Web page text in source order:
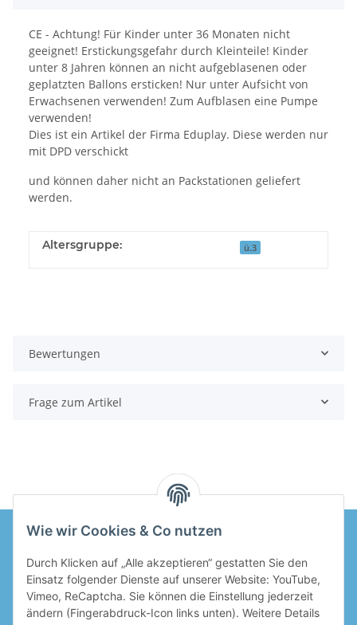
CE - Achtung! Für Kinder unter 36 Monaten nicht
geeignet! Erstickungsgefahr durch Kleinteile! Kinder
unter 8 Jahren können an nicht aufgeblasenen oder
geplatzten Ballons ersticken! Nur unter Aufsicht von
Erwachsenen verwenden! Zum Aufblasen eine Pumpe
verwenden!
Dies ist ein Artikel der Firma Eduplay. Diese werden nur
mit DPD verschickt
und können daher nicht an Packstationen geliefert
werden.
Altersgruppe: ü.3
Bewertungen
Frage zum Artikel
Informationen
Gesetzliche Informationen
Wie wir Cookies & Co nutzen
Durch Klicken auf „Alle akzeptieren“ gestatten Sie den
Einsatz folgender Dienste auf unserer Website: YouTube,
Vimeo, ReCaptcha. Sie können die Einstellung jederzeit
ändern (Fingerabdruck-Icon links unten). Weitere Details